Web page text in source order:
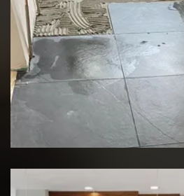
Rénovation de sol